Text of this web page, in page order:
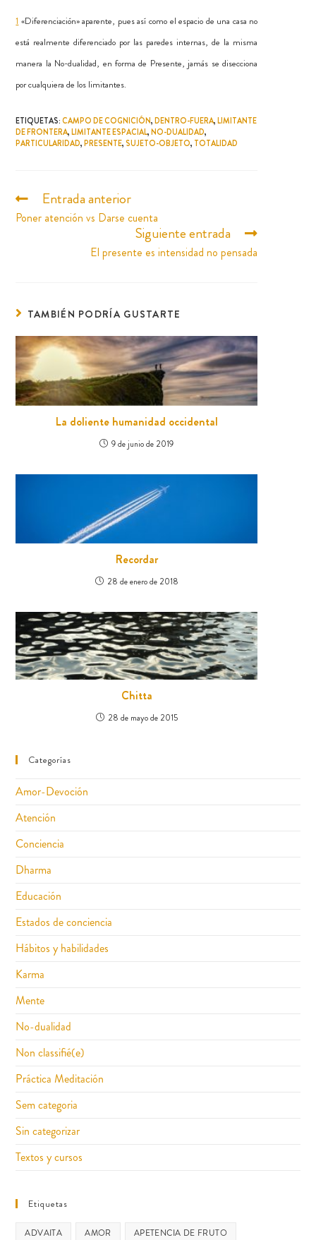
1 «Diferenciación» aparente, pues así como el espacio de una casa no
está realmente diferenciado por las paredes internas, de la misma
manera la No-dualidad, en forma de Presente, jamás se disecciona
por cualquiera de los limitantes.
ETIQUETAS:CAMPO DE COGNICIÓN, DENTRO-FUERA, LIMITANTE
DE FRONTERA, LIMITANTE ESPACIAL, NO-DUALIDAD,
PARTICULARIDAD, PRESENTE, SUJETO-OBJETO, TOTALIDAD
Entrada anterior
Poner atención vs Darse cuenta
Siguiente entrada
El presente es intensidad no pensada
TAMBIÉN PODRÍA GUSTARTE
La doliente humanidad occidental
9 de junio de 2019
Recordar
28 de enero de 2018
Chitta
28 de mayo de 2015
Categorías
Amor-Devoción
Atención
Conciencia
Dharma
Educación
Estados de conciencia
Hábitos y habilidades
Karma
Mente
No-dualidad
Non classifié(e)
Práctica Meditación
Sem categoria
Sin categorizar
Textos y cursos
Etiquetas
ADVAITA AMOR
APETENCIA DE FRUTO